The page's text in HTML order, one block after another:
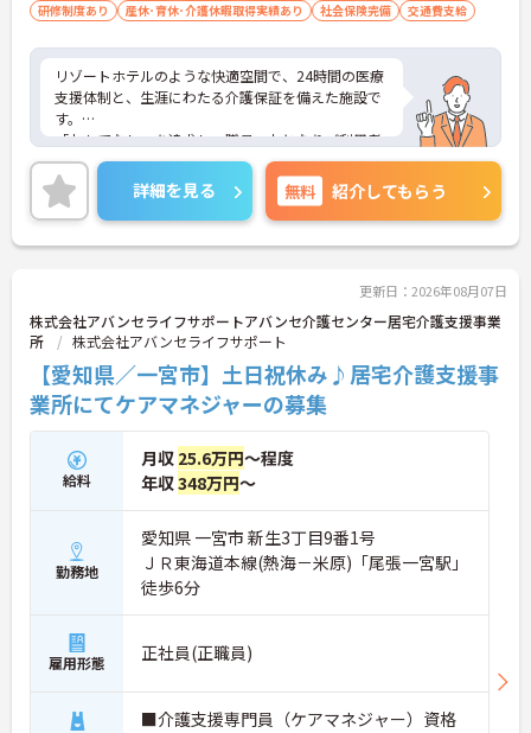
研修制度あり
産休･育休･介護休暇取得実績あり 社会保険完備 交通費支給
リゾートホテルのような快適空間で、24時間の医療
支援体制と、生涯にわたる介護保証を備えた施設で
す。
「おもてなし」を追求し、職員一丸となりご利用者
様をサポートしています。
年間休日120日あり、メリハリつけてご就業いただ
けるのもポイントで
ご興味ある方には、面接対策ポイントなど、さらに
詳細をお話しいたしますのでお気軽にご相談くださ
詳細を見る 無料 紹介してもらう
更新日：2026年08月07日
株式会社アバンセライフサポートアバンセ介護センター居宅介護支援事業
所
株式会社アバンセライフサポート
【愛知県／一宮市】土日祝休み♪居宅介護支援事
業所にてケアマネジャーの募集
給料
月収 25.6万円～程度
年収348万円～
勤務地
愛知県 一宮市 新生3丁目9番1号
ＪＲ東海道本線(熱海－米原)「尾張一宮駅」
徒歩6分
雇用形態 正社員(正職員)
■介護支援専門員（ケアマネジャー）資格